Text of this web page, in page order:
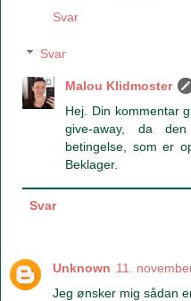
Svar
Svar
Malou Klidmoster
Hej. Din kommentar
give-away, da
betingelse, som er
Beklager.
Svar
Unknown 11.
Jeg ønsker mig sådan